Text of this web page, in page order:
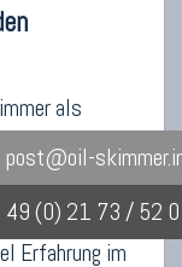
als
von
sich
entwickeln
Erfahrung im
post@oil-
49 (0) 21 73 / 52